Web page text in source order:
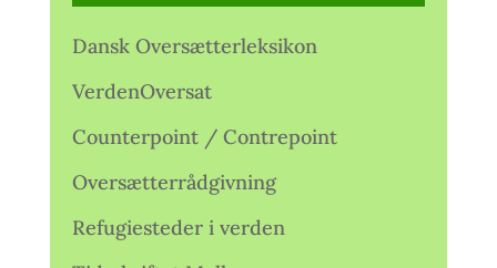
Dansk Oversætterleksikon
VerdenOversat
Counterpoint / Contrepoint
Oversætterrådgivning
Refugiesteder i verden